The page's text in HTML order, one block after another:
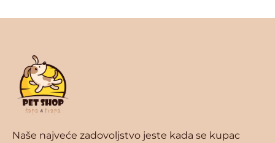
Naše najveće zadovoljstvo jeste kada se kupac